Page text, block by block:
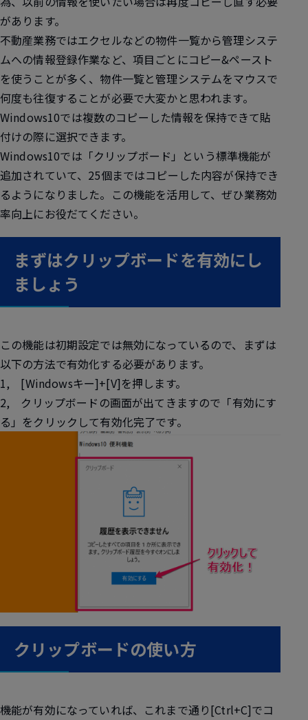
があります。
不動産業務ではエクセルなどの物件一覧から管理システ
ムへの情報登録作業など、項目ごとにコピー&ペースト
を使うことが多く、物件一覧と管理システムをマウスで
何度も往復することが必要で大変かと思われます。
Windows10では複数のコピーした情報を保持できて貼
付けの際に選択できます。
Windows10では「クリップボード 」という標準機能が
追加されていて、25個まではコピーした内容が保持でき
るようになりました。この機能を活用して、ぜひ業務効
率向上にお役だてください。
まずはクリップボードを有効にし
ましょう
この機能は初期設定では無効になっているので、まずは
以下の方法で有効化する必要があります。
1, [Windowsキー]+[V]を押します。
2, クリップボードの画面が出てきますので「有効にす
る 」をクリックして有効化完了です。
クリップボードの使い方
機能が有効になっていれば、これまで通り[Ctrl+C]でコ